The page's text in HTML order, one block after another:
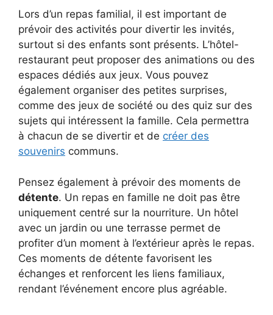
Lors d’un repas familial, il est important de
prévoir des activités pour divertir les invités,
surtout si des enfants sont présents. L’hôtel-
restaurant peut proposer des animations ou des
espaces dédiés aux jeux. Vous pouvez
également organiser des petites surprises,
comme des jeux de société ou des quiz sur des
sujets qui intéressent la famille. Cela permettra
à chacun de se divertir et de créer des
souvenirs communs.
Pensez également à prévoir des moments de
détente. Un repas en famille ne doit pas être
uniquement centré sur la nourriture. Un hôtel
avec un jardin ou une terrasse permet de
profiter d’un moment à l’extérieur après le repas.
Ces moments de détente favorisent les
échanges et renforcent les liens familiaux,
rendant l’événement encore plus agréable.